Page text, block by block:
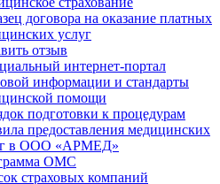
договора на оказание платных
услуг
отзыв
интернет-портал
информации и стандарты
помощи
подготовки к процедурам
предоставления медицинских
в ООО «АРМЕД»
ОМС
страховых компаний